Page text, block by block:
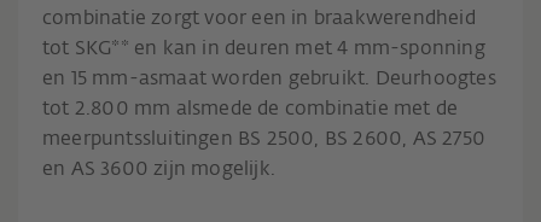
combinatie zorgt voor een in braakwerendheid
tot SKG** en kan in deuren met 4 mm-sponning
en 15 mm-asmaat worden gebruikt. Deurhoogtes
tot 2.800 mm alsmede de combinatie met de
meerpuntssluitingen BS 2500, BS 2600, AS 2750
en AS 3600 zijn mogelijk.